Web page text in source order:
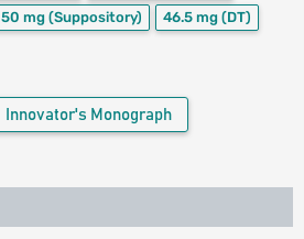
50 mg (Suppository) 46.5 mg (DT)
Innovator's Monograph